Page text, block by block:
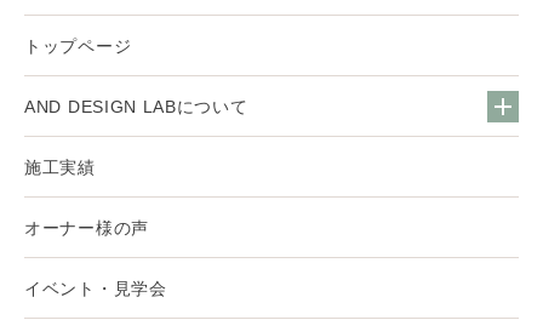
トップページ
AND DESIGN LABについて
施工実績
オーナー様の声
イベント・見学会